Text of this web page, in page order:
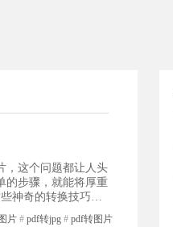
，这个问题都让人头
的步骤，就能将厚重
神奇的转换技巧
用户只需打开这...
片 # pdf转jpg # pdf转图片